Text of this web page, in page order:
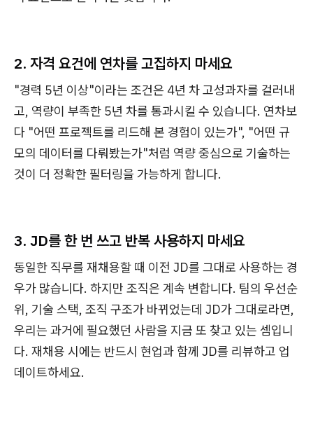
2. 자격 요건에 연차를 고집하지 마세요
"경력 5년 이상"이라는 조건은 4년 차 고성과자를 걸러내
고, 역량이 부족한 5년 차를 통과시킬 수 있습니다. 연차보
다 "어떤 프로젝트를 리드해 본 경험이 있는가", "어떤 규
모의 데이터를 다뤄봤는가"처럼 역량 중심으로 기술하는
것이 더 정확한 필터링을 가능하게 합니다.
3. JD를 한 번 쓰고 반복 사용하지 마세요
동일한 직무를 재채용할 때 이전 JD를 그대로 사용하는 경
우가 많습니다. 하지만 조직은 계속 변합니다. 팀의 우선순
위, 기술 스택, 조직 구조가 바뀌었는데 JD가 그대로라면,
우리는 과거에 필요했던 사람을 지금 또 찾고 있는 셈입니
다. 재채용 시에는 반드시 현업과 함께 JD를 리뷰하고 업
데이트하세요.